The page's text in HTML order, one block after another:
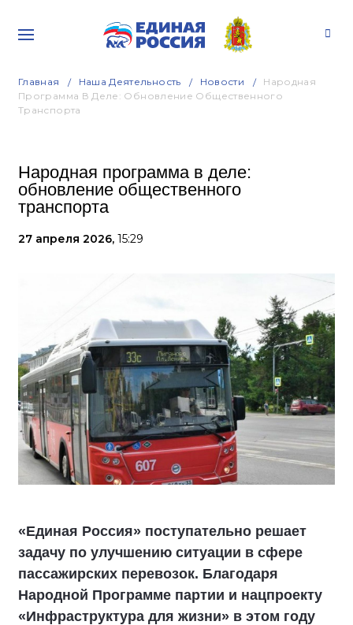
Главная Наша Деятельность Новости
Народная
Программа В Деле: Обновление Общественного
Транспорта
Народная программа в деле:
обновление общественного
транспорта
27 апреля 2026, 15:29
«Единая Россия» поступательно решает
задачу по улучшению ситуации в сфере
пассажирских перевозок. Благодаря
Народной Программе партии и нацпроекту
«Инфраструктура для жизни» в этом году